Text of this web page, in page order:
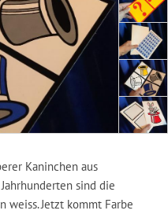
Kaninchen aus
sind die
weiss. Jetzt kommt Farbe